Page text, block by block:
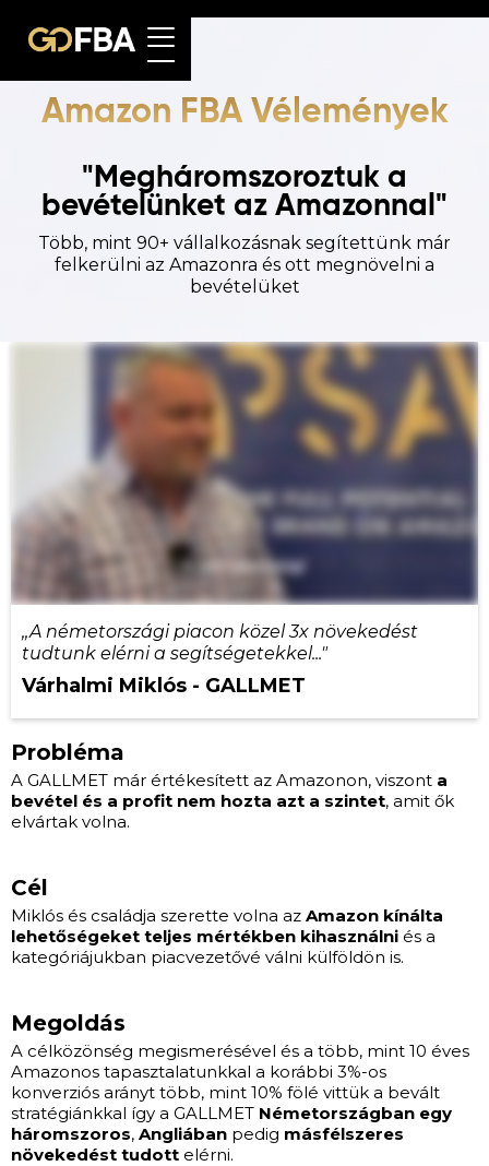
Amazon FBA Vélemények
"Megháromszoroztuk a
bevételünket az Amazonnal"
Több, mint 90+ vállalkozásnak segítettünk már
felkerülni az Amazonra és ott megnövelni a
bevételüket
,,A németországi piacon közel 3x növekedést
tudtunk elérni a segítségetekkel..."
Várhalmi Miklós - GALLMET
Probléma
A GALLMET már értékesített az Amazonon, viszont a
bevétel és a profit nem hozta azt a szintet, amit ők
elvártak volna.
Cél
Miklós és családja szerette volna az Amazon kínálta
lehetőségeket teljes mértékben kihasználni és a
kategóriájukban piacvezetővé válni külföldön is.
Megoldás
A célközönség megismerésével és a több, mint 10 éves
Amazonos tapasztalatunkkal a korábbi 3%-os
konverziós arányt több, mint 10% fölé vittük a bevált
stratégiánkkal így a GALLMET Németországban egy
háromszoros, Angliában pedig másfélszeres
növekedést tudott elérni.